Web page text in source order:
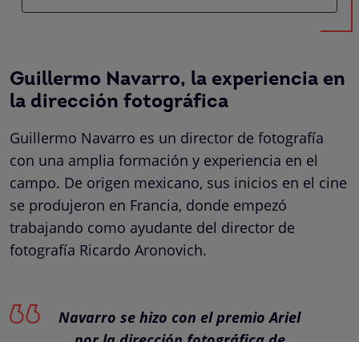
Guillermo Navarro, la experiencia en
la dirección fotográfica
Guillermo Navarro es un director de fotografía
con una amplia formación y experiencia en el
campo. De origen mexicano, sus inicios en el cine
se produjeron en Francia, donde empezó
trabajando como ayudante del director de
fotografía Ricardo Aronovich.
Navarro se hizo con el premio Ariel